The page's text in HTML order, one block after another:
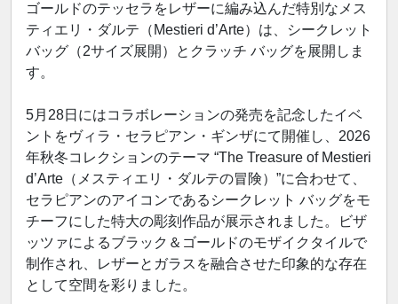
ゴールドのテッセラをレザーに編み込んだ特別なメス
ティエリ・ダルテ（Mestieri d’Arte）は、シークレット
バッグ（2サイズ展開）とクラッチ バッグを展開しま
す。
5月28日にはコラボレーションの発売を記念したイベ
ントをヴィラ・セラピアン・ギンザにて開催し、2026
年秋冬コレクションのテーマ “The Treasure of Mestieri
d’Arte（メスティエリ・ダルテの冒険）”に合わせて、
セラピアンのアイコンであるシークレット バッグをモ
チーフにした特大の彫刻作品が展示されました。ビザ
ッツァによるブラック＆ゴールドのモザイクタイルで
制作され、レザーとガラスを融合させた印象的な存在
として空間を彩りました。